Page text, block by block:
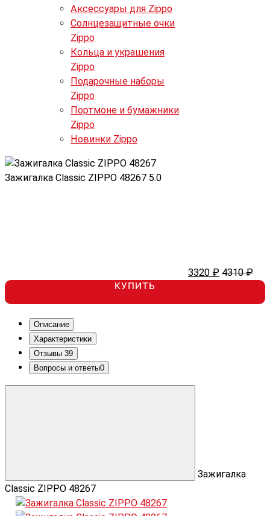
Аксессуары для Zippo
Солнцезащитные очки
Zippo
Кольца и украшения
Zippo
Подарочные наборы
Zippo
Портмоне и бумажники
Zippo
Новинки Zippo
Зажигалка Classic ZIPPO 48267 5.0
3320 ₽ 4310 ₽
КУПИТЬ
Описание
Характеристики
Отзывы 39
Вопросы и ответы0
Зажигалка
Classic ZIPPO 48267